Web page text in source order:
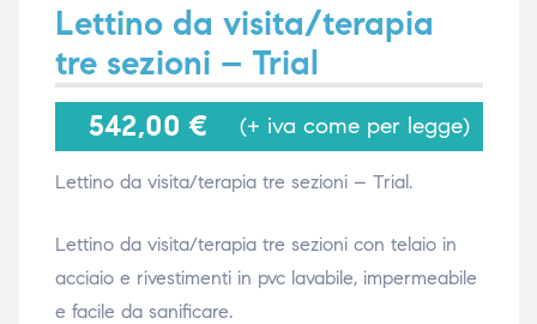
Lettino da visita/terapia
tre sezioni – Trial
542,00 € (+ iva come per legge)
Lettino da visita/terapia tre sezioni – Trial.
Lettino da visita/terapia tre sezioni con telaio in
acciaio e rivestimenti in pvc lavabile, impermeabile
e facile da sanificare.